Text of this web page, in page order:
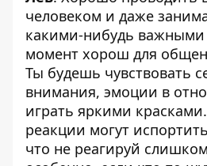
человеком и даже
какими-нибудь важными
момент хорош для
Ты будешь чувствовать
внимания, эмоции в
играть яркими
реакции могут
что не реагируй